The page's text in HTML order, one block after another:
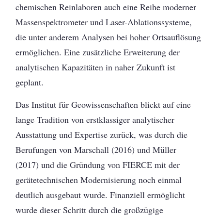
chemischen Reinlaboren auch eine Reihe moderner
Massenspektrometer und Laser-Ablationssysteme,
die unter anderem Analysen bei hoher Ortsauflösung
ermöglichen. Eine zusätzliche Erweiterung der
analytischen Kapazitäten in naher Zukunft ist
geplant.
Das Institut für Geowissenschaften blickt auf eine
lange Tradition von erstklassiger analytischer
Ausstattung und Expertise zurück, was durch die
Berufungen von Marschall (2016) und Müller
(2017) und die Gründung von FIERCE mit der
gerätetechnischen Modernisierung noch einmal
deutlich ausgebaut wurde. Finanziell ermöglicht
wurde dieser Schritt durch die großzügige